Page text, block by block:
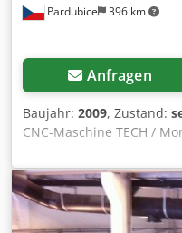
Pardubice 396 km
Anfragen
Baujahr: 2009, Zustand:
CNC-Maschine TECH /